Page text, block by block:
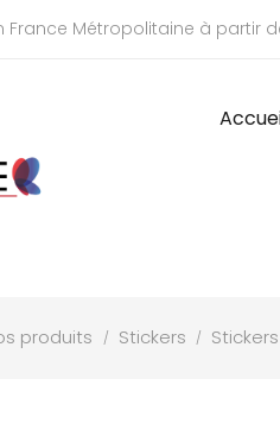
France Métropolitaine à partir
produits Stickers